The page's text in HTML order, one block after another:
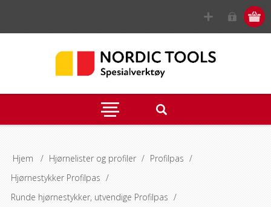
Hjem / Hjørnelister og profiler / Profilpas /
Hjørnestykker Profilpas /
Runde hjørnestykker, utvendige Profilpas /